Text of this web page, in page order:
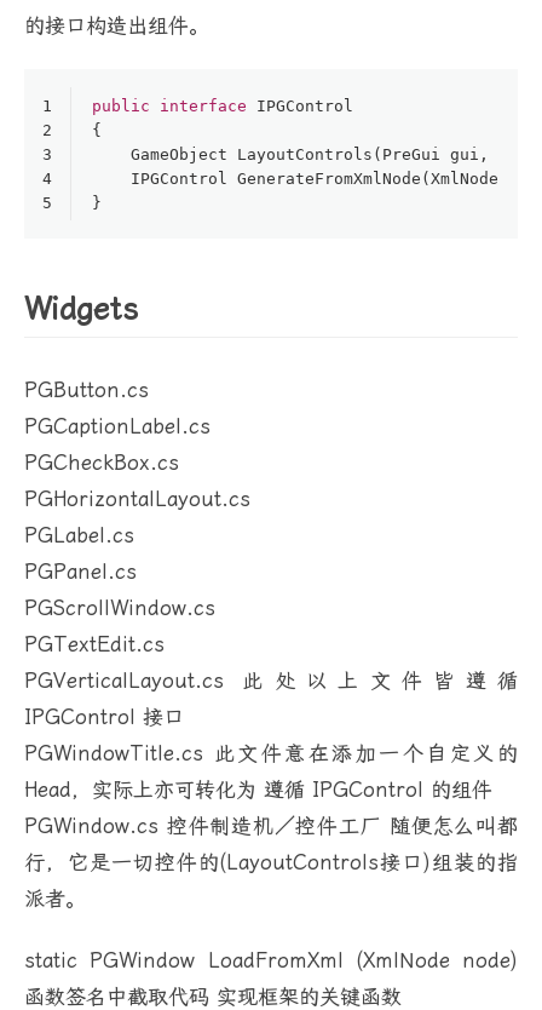
的接口构造出组件。
1
2
3
4
5
public interface
IPGControl
{
GameObject LayoutControls ( PreGui gui,
IPGControl GenerateFromXmlNode ( XmlNode
}
Widgets
PGButton.cs
PGCaptionLabel.cs
PGCheckBox.cs
PGHorizontalLayout.cs
PGLabel.cs
PGPanel.cs
PGScrollWindow.cs
PGTextEdit.cs
PGVerticalLayout.cs 此处以上文件皆遵循
IPGControl 接口
PGWindowTitle.cs 此文件意在添加一个自定义的
Head，实际上亦可转化为 遵循 IPGControl 的组件
PGWindow.cs 控件制造机／控件工厂 随便怎么叫都
行，它是一切控件的(LayoutControls接口)组装的指
派者。
static PGWindow LoadFromXml (XmlNode node)
函数签名中截取代码 实现框架的关键函数